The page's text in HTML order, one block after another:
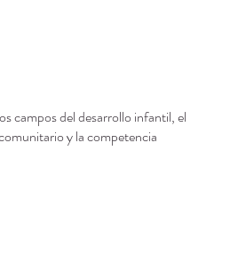
campos del desarrollo infantil, el
y la competencia